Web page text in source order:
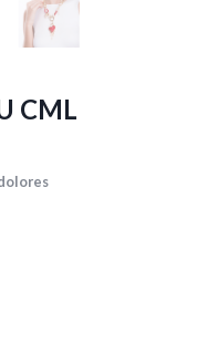
CML